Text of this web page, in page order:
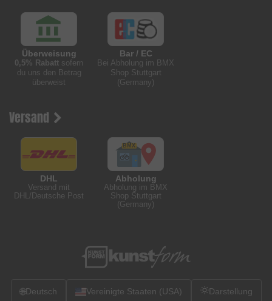
Überweisung
0,5% Rabatt sofern
du uns den Betrag
überweist
Bar / EC
Bei Abholung im BMX
Shop Stuttgart
(Germany)
Versand
DHL
Versand mit
DHL/Deutsche Post
Abholung
Abholung im BMX
Shop Stuttgart
(Germany)
🌐Deutsch Vereinigte Staaten (USA) Darstellung